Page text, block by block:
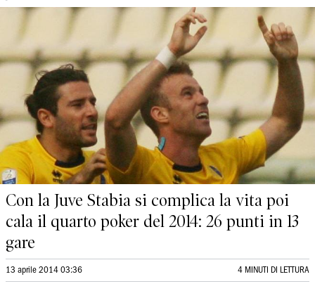
Con la Juve Stabia si complica la vita poi
cala il quarto poker del 2014: 26 punti in 13
gare
13 aprile 2014 03:36 4 MINUTI DI LETTURA